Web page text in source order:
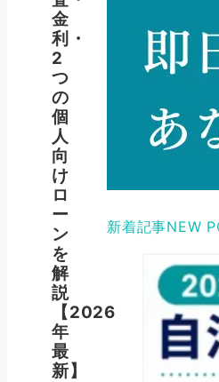
金
利・
2
つ
の
個
人
向
け
ロ
ー
ン
を
解
説
【2026
年
最
新】
新着記事NEW